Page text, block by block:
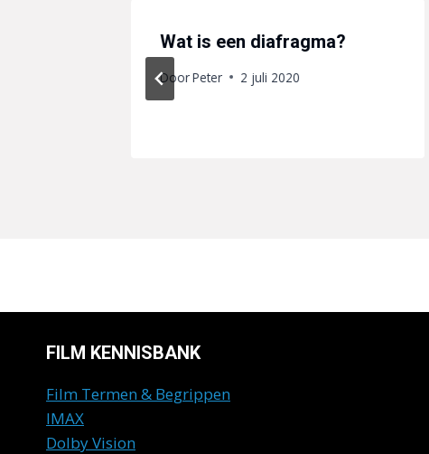
Wat is een diafragma?
DoorPeter 2 juli 2020
FILM KENNISBANK
Film Termen & Begrippen
IMAX
Dolby Vision